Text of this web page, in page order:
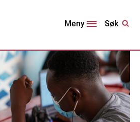
Meny Søk